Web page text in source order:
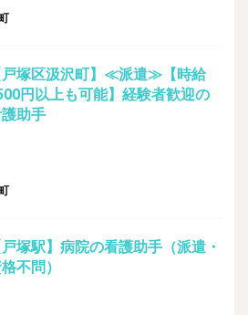
戸塚区汲沢町】≪派遣≫【時給
円以上も可能】経験者歓迎の
助手
戸塚駅】病院の看護助手（派遣・
不問）